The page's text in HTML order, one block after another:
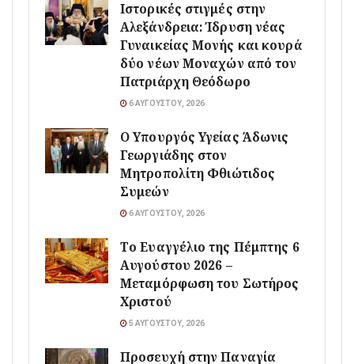
Ιστορικές στιγμές στην
Αλεξάνδρεια: Ίδρυση νέας
Γυναικείας Μονής και κουρά
δύο νέων Μοναχών από τον
Πατριάρχη Θεόδωρο
6 ΑΥΓΟΎΣΤΟΥ, 2026
O Υπουργός Υγείας Άδωνις
Γεωργιάδης στον
Μητροπολίτη Φθιώτιδος
Συμεών
6 ΑΥΓΟΎΣΤΟΥ, 2026
Το Ευαγγέλιο της Πέμπτης 6
Αυγούστου 2026 –
Μεταμόρφωση του Σωτήρος
Χριστού
5 ΑΥΓΟΎΣΤΟΥ, 2026
Προσευχή στην Παναγία